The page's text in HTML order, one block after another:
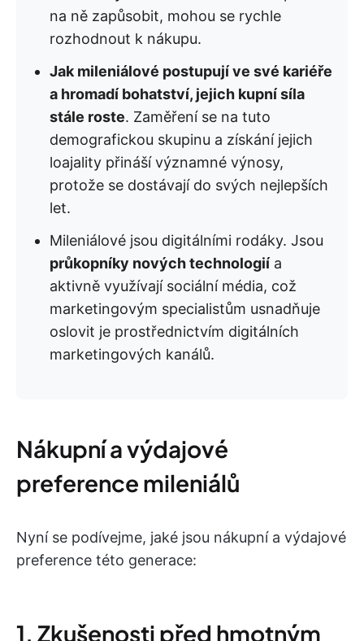
na ně zapůsobit, mohou se rychle
rozhodnout k nákupu.
Jak mileniálové postupují ve své kariéře
a hromadí bohatství, jejich kupní síla
stále roste. Zaměření se na tuto
demografickou skupinu a získání jejich
loajality přináší významné výnosy,
protože se dostávají do svých nejlepších
let.
Mileniálové jsou digitálními rodáky. Jsou
průkopníky nových technologií a
aktivně využívají sociální média, což
marketingovým specialistům usnadňuje
oslovit je prostřednictvím digitálních
marketingových kanálů.
Nákupní a výdajové
preference mileniálů
Nyní se podívejme, jaké jsou nákupní a výdajové
preference této generace:
1. Zkušenosti před hmotným